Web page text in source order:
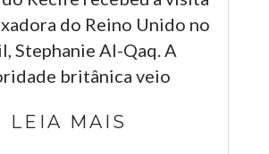
do Reino Unido no
Stephanie Al-Qaq. A
britânica veio
LEIA MAIS